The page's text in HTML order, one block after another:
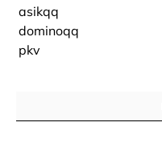
asikqq
dominoqq
pkv